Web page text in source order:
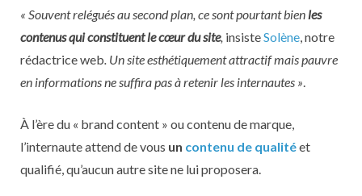
« Souvent relégués au second plan, ce sont pourtant bien les
contenus qui constituent le cœur du site, insisteSolène , notre
rédactrice web . Un site esthétiquement attractif mais pauvre
en informations ne suffira pas à retenir les internautes »
À l’ère du « brand content » ou contenu de marque,
l’internaute attend de vous un contenu de qualitéet
qualifié, qu’aucun autre site ne lui proposera.